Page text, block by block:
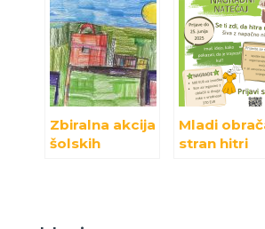
Zbiralna akcija
šolskih
Mladi
stran hitri